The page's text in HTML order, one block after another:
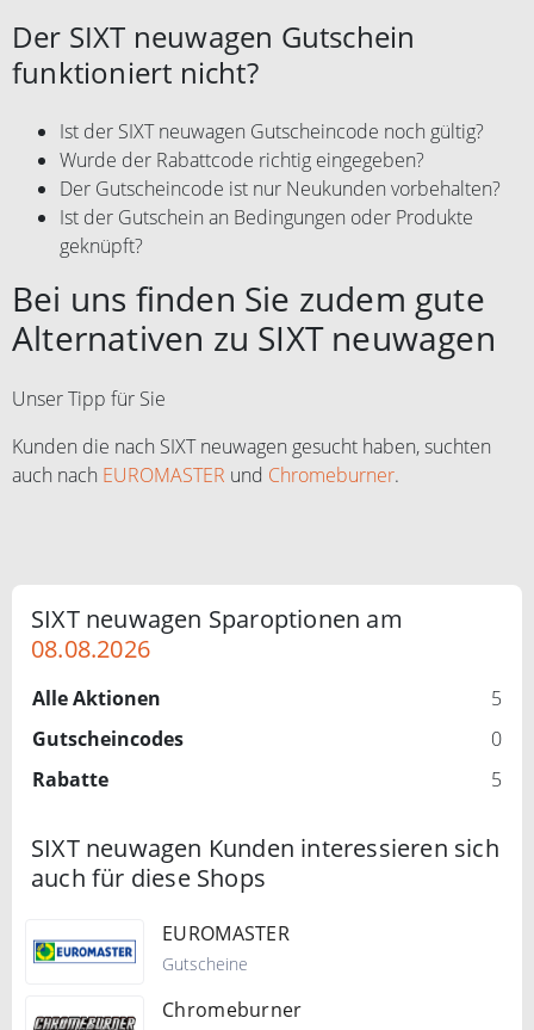
Der SIXT neuwagen Gutschein
funktioniert nicht?
Ist der SIXT neuwagen Gutscheincode noch gültig?
Wurde der Rabattcode richtig eingegeben?
Der Gutscheincode ist nur Neukunden vorbehalten?
Ist der Gutschein an Bedingungen oder Produkte
geknüpft?
Bei uns finden Sie zudem gute
Alternativen zu SIXT neuwagen
Unser Tipp für Sie
Kunden die nach SIXT neuwagen gesucht haben, suchten
auch nach EUROMASTER und Chromeburner.
SIXT neuwagen Sparoptionen am
08.08.2026
Alle Aktionen
5
Gutscheincodes
0
Rabatte
5
SIXT neuwagen Kunden interessieren sich
auch für diese Shops
EUROMASTER
Gutscheine
Chromeburner